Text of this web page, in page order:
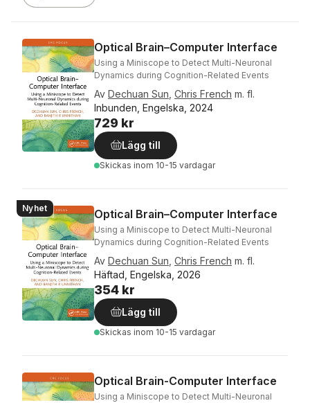
Optical Brain–Computer Interface
Using a Miniscope to Detect Multi-Neuronal
Dynamics during Cognition-Related Events
Av Dechuan Sun Chris French m. fl.
Inbunden, Engelska, 2024
729 kr
Lägg till
Skickas inom 10-15 vardagar
Nyhet Optical Brain–Computer Interface
Using a Miniscope to Detect Multi-Neuronal
Dynamics during Cognition-Related Events
Av Dechuan Sun Chris French m. fl.
Häftad, Engelska, 2026
354 kr
Lägg till
Skickas inom 10-15 vardagar
Optical Brain-Computer Interface
Using a Miniscope to Detect Multi-Neuronal